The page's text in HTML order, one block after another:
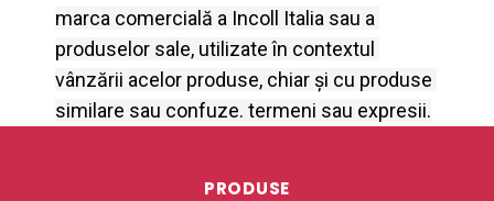
marca comercială a Incoll Italia sau a
produselor sale, utilizate în contextul
vânzării acelor produse, chiar și cu produse
similare sau confuze. termeni sau expresii.
PRODUSE